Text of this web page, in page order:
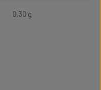
0,30 g
5 Sternen